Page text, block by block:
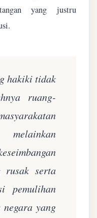
yang justru
hakiki tidak
ruang-
melainkan
rusak serta
pemulihan
yang